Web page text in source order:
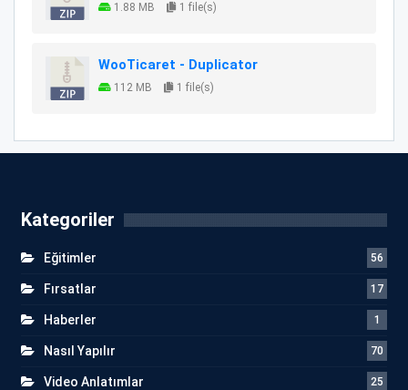
1.88 MB 1 file(s)
WooTicaret - Duplicator
112 MB 1 file(s)
Kategoriler
Eğitimler 56
Fırsatlar 17
Haberler 1
Nasıl Yapılır 70
Video Anlatımlar 25